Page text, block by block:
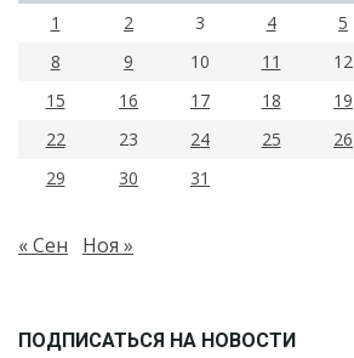
1
2 3 4 5
8
9 10 11 12
15
16 17 18 19
22
23 24 25 26
29
30 31
« Сен Ноя »
ПОДПИСАТЬСЯ НА НОВОСТИ